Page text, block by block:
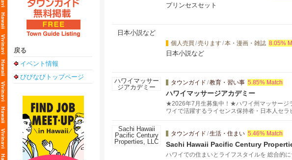
戻る
イベント情報
びびなびトップページ
プリンセスセット
個人売買 /売ります/本・漫画・雑誌 8.05%
日本小説など
タウンガイド /教育・習い事 5.85% Match
ハワイマッサージアカデミー
★2026年7月生募集中！★ハワイ州マッサージ
ワイで活躍するライセンス保持者・日本人セ
タウンガイド /生活・住まい 5.46% Match
Sachi Hawaii Pacific Century
ハワイでの住まいとライフスタイルを 総合的